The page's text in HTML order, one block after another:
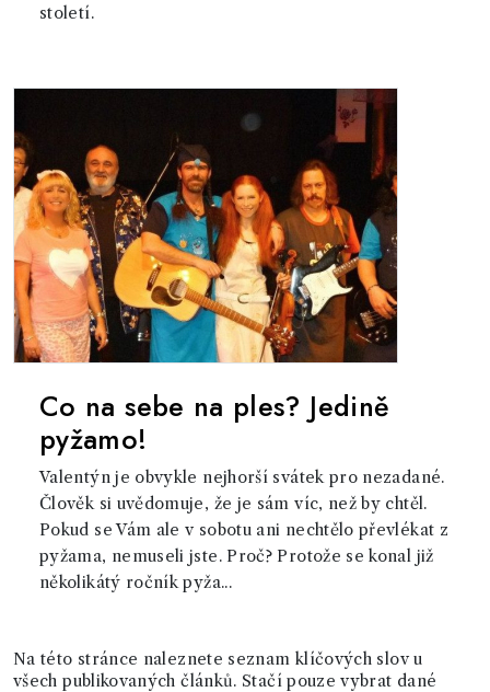
století.
Co na sebe na ples? Jedině
pyžamo!
Valentýn je obvykle nejhorší svátek pro nezadané.
Člověk si uvědomuje, že je sám víc, než by chtěl.
Pokud se Vám ale v sobotu ani nechtělo převlékat z
pyžama, nemuseli jste. Proč? Protože se konal již
několikátý ročník pyža...
Na této stránce naleznete seznam klíčových slov u
všech publikovaných článků. Stačí pouze vybrat dané